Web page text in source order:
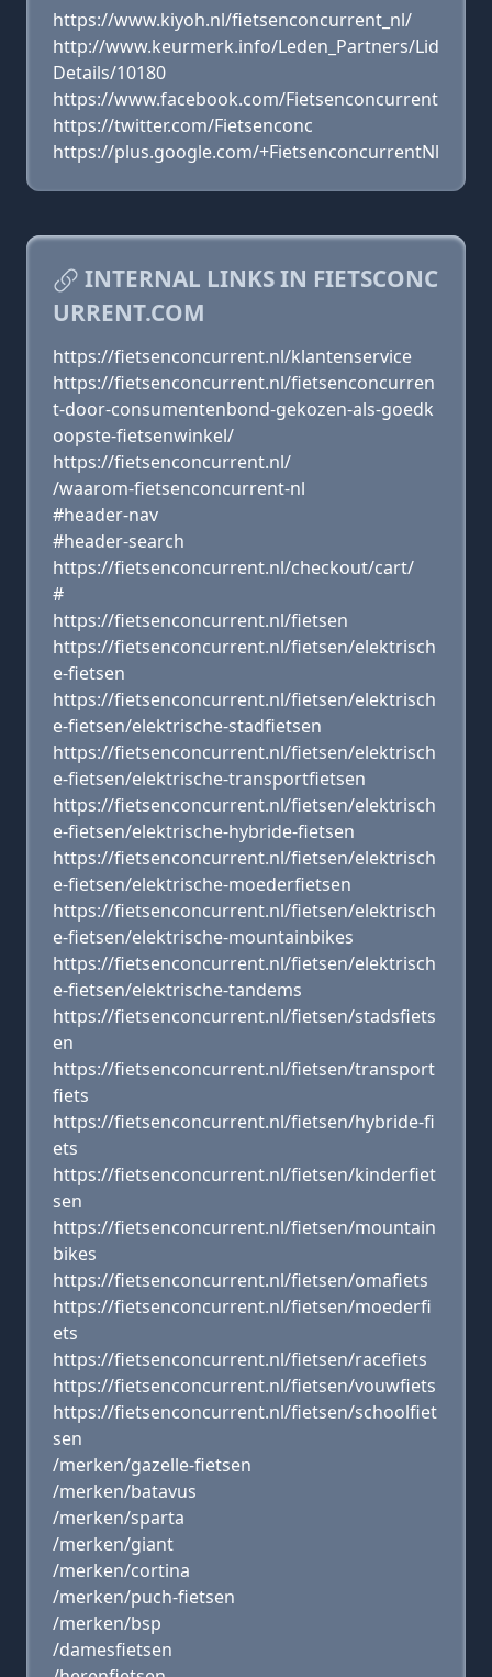
https://www.kiyoh.nl/fietsenconcurrent_nl/
http://www.keurmerk.info/Leden_Partners/Lid
Details/10180
https://www.facebook.com/Fietsenconcurrent
https://twitter.com/Fietsenconc
https://plus.google.com/+FietsenconcurrentNl
INTERNAL LINKS IN FIETSCONC
URRENT.COM
https://fietsenconcurrent.nl/klantenservice
https://fietsenconcurrent.nl/fietsenconcurren
t-door-consumentenbond-gekozen-als-goedk
oopste-fietsenwinkel/
https://fietsenconcurrent.nl/
/waarom-fietsenconcurrent-nl
#header-nav
#header-search
https://fietsenconcurrent.nl/checkout/cart/
#
https://fietsenconcurrent.nl/fietsen
https://fietsenconcurrent.nl/fietsen/elektrisch
e-fietsen
https://fietsenconcurrent.nl/fietsen/elektrisch
e-fietsen/elektrische-stadfietsen
https://fietsenconcurrent.nl/fietsen/elektrisch
e-fietsen/elektrische-transportfietsen
https://fietsenconcurrent.nl/fietsen/elektrisch
e-fietsen/elektrische-hybride-fietsen
https://fietsenconcurrent.nl/fietsen/elektrisch
e-fietsen/elektrische-moederfietsen
https://fietsenconcurrent.nl/fietsen/elektrisch
e-fietsen/elektrische-mountainbikes
https://fietsenconcurrent.nl/fietsen/elektrisch
e-fietsen/elektrische-tandems
https://fietsenconcurrent.nl/fietsen/stadsfiets
en
https://fietsenconcurrent.nl/fietsen/transport
fiets
https://fietsenconcurrent.nl/fietsen/hybride-fi
ets
https://fietsenconcurrent.nl/fietsen/kinderfiet
sen
https://fietsenconcurrent.nl/fietsen/mountain
bikes
https://fietsenconcurrent.nl/fietsen/omafiets
https://fietsenconcurrent.nl/fietsen/moederfi
ets
https://fietsenconcurrent.nl/fietsen/racefiets
https://fietsenconcurrent.nl/fietsen/vouwfiets
https://fietsenconcurrent.nl/fietsen/schoolfiet
sen
/merken/gazelle-fietsen
/merken/batavus
/merken/sparta
/merken/giant
/merken/cortina
/merken/puch-fietsen
/merken/bsp
/damesfietsen